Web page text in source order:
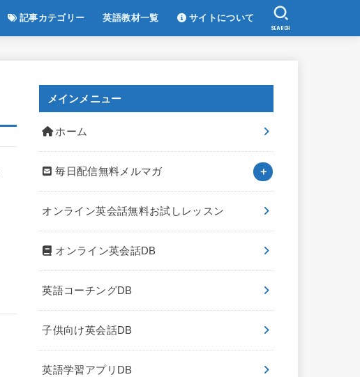
記事カテゴリー 英語教材一覧 サイトについて
SEARCH
メインメニュー
ホーム
毎日配信無料メルマガ
オンライン英会話無料お試しレッスン
オンライン英会話DB
英語コーチングDB
子供向け英会話DB
英語学習アプリDB